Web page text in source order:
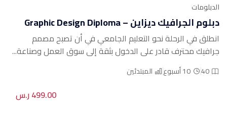
الدبلومات
دبلوم الجرافيك ديزاين – Graphic Design Diploma
انطلق في الرحلة نحو التعليم الجامعي في أن تصبح مصمم
جرافيك محترف قادر على الدخول بثقة إلى سوق العمل وصناعة...
40 10 أسبوع المبتدئين
499.00 ر.س